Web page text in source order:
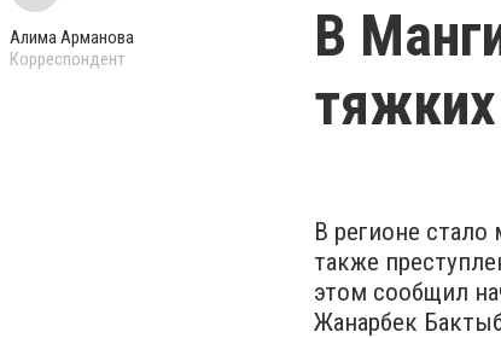
Алима Арманова
Корреспондент
В
тяжких
В регионе стало
также
этом сообщил
Жанарбек